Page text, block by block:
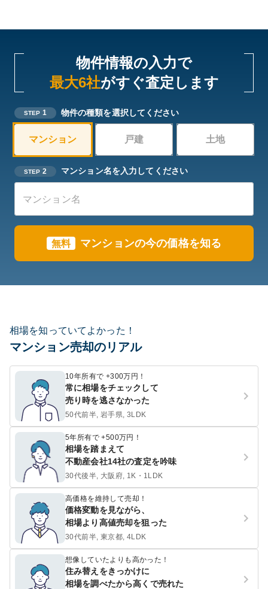
物件情報の入力で
最大6社がすぐ査定します
STEP 1 物件の種類を選択してください
マンション 戸建 土地
STEP 2 マンション名を入力してください
無料 マンションの今の価格を知る
相場を知っていてよかった！
マンション売却のリアル
10年所有で +300万円！
常に相場をチェックして
売り時を逃さなかった
50代前半, 岩手県, 3LDK
5年所有で +500万円！
相場を踏まえて
不動産会社14社の査定を吟味
30代後半, 大阪府, 1K・1LDK
高価格を維持して売却！
価格変動を見ながら、
相場より高値売却を狙った
30代前半, 東京都, 4LDK
想像していたよりも高かった！
住み替えをきっかけに
相場を調べたから高くで売れた